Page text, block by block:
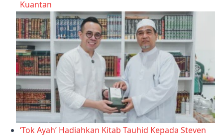
Kuantan
‘Tok Ayah’ Hadiahkan Kitab Tauhid Kepada Steven